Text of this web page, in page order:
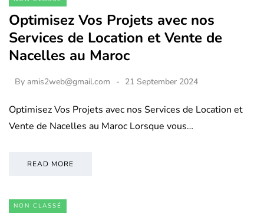
Optimisez Vos Projets avec nos
Services de Location et Vente de
Nacelles au Maroc
By amis2web@gmail.com 21 September 2024
Optimisez Vos Projets avec nos Services de Location et
Vente de Nacelles au Maroc Lorsque vous…
READ MORE
NON CLASSÉ